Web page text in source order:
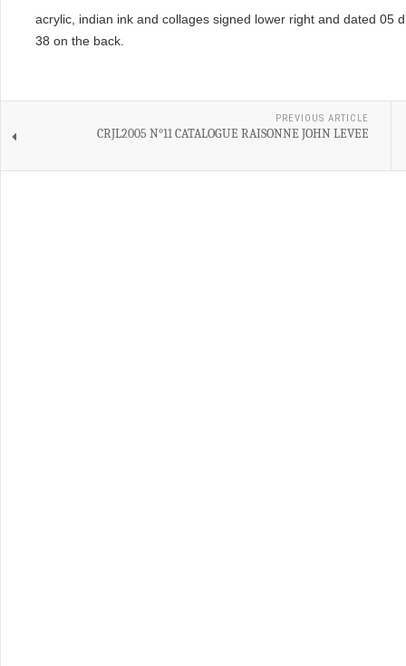
acrylic, indian ink and collages signed lower right and dated 05
38 on the back.
PREVIOUS ARTICLE
CRJL2005 N°11 CATALOGUE RAISONNE JOHN LEVEE